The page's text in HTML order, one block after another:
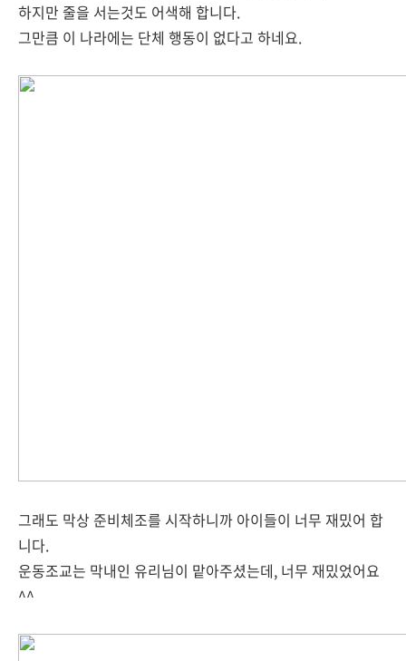
하지만 줄을 서는것도 어색해 합니다.
그만큼 이 나라에는 단체 행동이 없다고 하네요.
그래도 막상 준비체조를 시작하니까 아이들이 너무 재밌어 합
니다.
운동조교는 막내인 유리님이 맡아주셨는데, 너무 재밌었어요
^^